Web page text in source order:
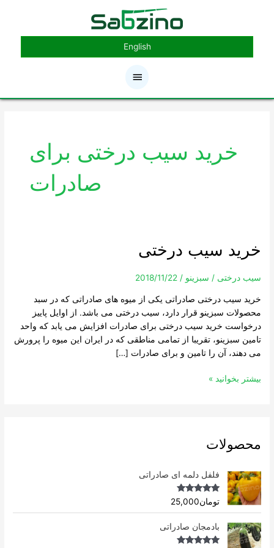
فهرست
اصلی
English
خرید سیب درختی برای
صادرات
خرید سیب درختی
سیب درختی / سبزینو/
2018/11/22
خرید سیب درختی صادراتی یکی از میوه های صادراتی که در سبد
محصولات سبزینو قرار دارد، سیب درختی می باشد. از اوایل پاییز
درخواست خرید سیب درختی برای صادرات افزایش می یابد که واحد
تامین سبزینو، تقریبا از تمامی مناطقی که در ایران این میوه را پرورش
می دهند، آن را تامین و برای صادرات […]
خرید
سیب
بیشتر بخوانید »
محصولات
فلفل دلمه ای صادراتی
Rated4.96
out of 5
تومان25,000
بادمجان صادراتی